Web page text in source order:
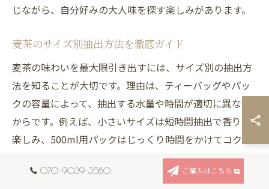
じながら、自分好みの大人味を探す楽しみがあります。
麦茶のサイズ別抽出方法を徹底ガイド
麦茶の味わいを最大限引き出すには、サイズ別の抽出方
法を知ることが大切です。理由は、ティーバッグやパッ
クの容量によって、抽出する水量や時間が適切に異なる
からです。例えば、小さいサイズは短時間抽出で香りを
楽しみ、500ml用パックはじっくり時間をかけてコクを
引き出します。実践法として、抽出温度や時間を調整し
ながら、自分好みの濃さを見つけることが大切です。こ
070-9039-3580 ご購入はこちら